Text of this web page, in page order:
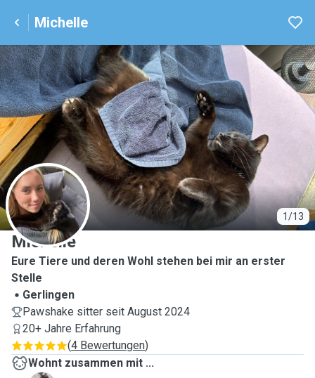
Michelle
1/13
M
Michelle
Eure Tiere und deren Wohl stehen bei mir an erster
Stelle
Gerlingen
Pawshake sitter seit August 2024
20+ Jahre Erfahrung
(4 Bewertungen)
Wohnt zusammen mit ...